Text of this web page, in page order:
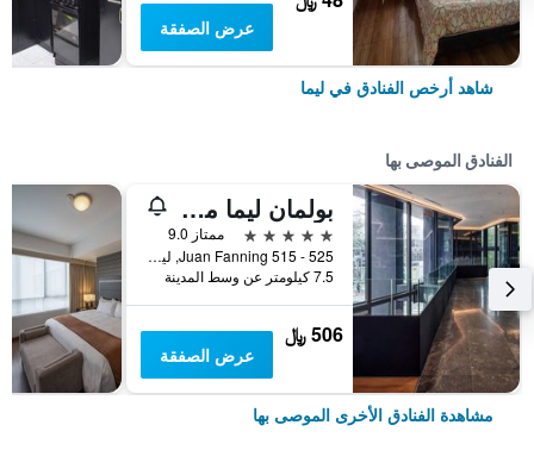
عرض الصفقة
شاهد أرخص الفنادق في ليما
الفنادق الموصى بها
بولمان ليما ميرافلوريس
5 نجوم
ممتاز 9.0
Juan Fanning 515 - 525, ليما, بيرو
7.5 كيلومتر عن وسط المدينة
506 ﷼
عرض الصفقة
مشاهدة الفنادق الأخرى الموصى بها